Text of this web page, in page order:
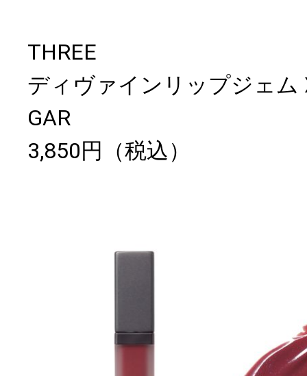
THREE
ディヴァインリップジェム
GAR
3,850円（税込）